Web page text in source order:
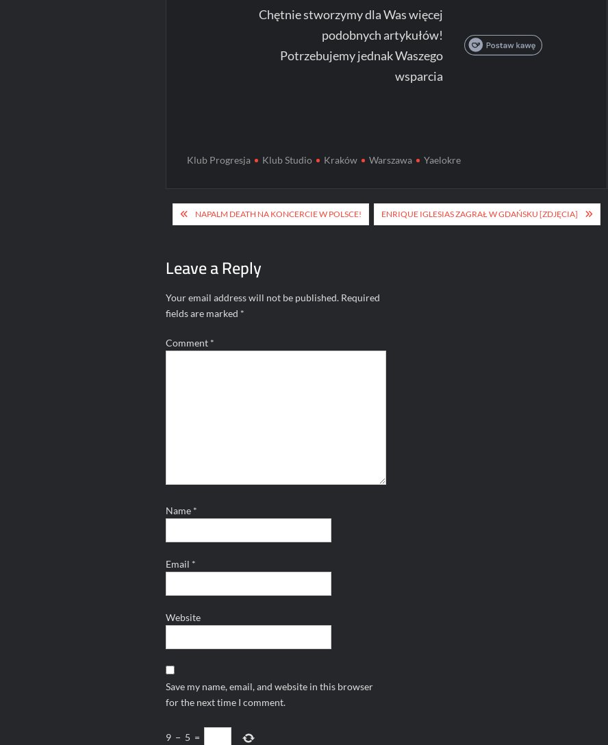
Chętnie stworzymy dla Was więcej
podobnych artykułów!
Potrzebujemy jednak Waszego
wsparcia
Klub Progresja Klub Studio Kraków Warszawa Yaelokre
Post
navigation
NAPALM DEATH NA KONCERCIE W POLSCE! ENRIQUE IGLESIAS ZAGRAŁ W GDAŃSKU [ZDJĘCIA]
Leave a Reply
Your email address will not be published. Required
fields are marked *
Comment *
Name *
Email *
Website
Save my name, email, and website in this browser
for the next time I comment.
9 − 5 =